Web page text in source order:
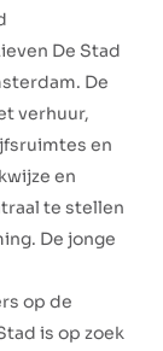
De Stad
De
verhuur,
en
en
te stellen
De jonge
op de
is op zoek